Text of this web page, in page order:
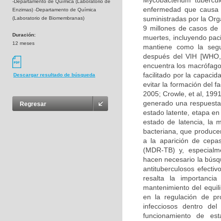
-Departamento de Química (Laboratorio de
Enzimas) -Departamento de Química
(Laboratorio de Biomembranas)
Duración:
12 meses
Descargar resultado de búsqueda
Regresar
enfermedad que
suministradas por la
9 millones de casos de
muertes, incluyendo
mantiene como la
después del VIH
encuentra los
facilitado por la
evitar la formación del
2005; Crowle, et al,
generado una
estado latente, etapa
estado de latencia, la
bacteriana, que
a la aparición de
(MDR-TB) y,
hacen necesario la
antituberculosos
resalta la
mantenimiento del
en la regulación de
infecciosos dentro
funcionamiento de